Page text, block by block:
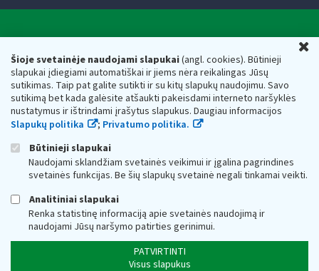
Šioje svetainėje naudojami slapukai(angl. cookies). Būtinieji
slapukai įdiegiami automatiškai ir jiems nėra reikalingas Jūsų
sutikimas. Taip pat galite sutikti ir su kitų slapukų naudojimu. Savo
sutikimą bet kada galėsite atšaukti pakeisdami interneto naršyklės
nustatymus ir ištrindami įrašytus slapukus. Daugiau informacijos
Slapukų politika
; Privatumo politika.
Būtinieji slapukai
Naudojami sklandžiam svetainės veikimui ir įgalina pagrindines
svetainės funkcijas. Be šių slapukų svetainė negali tinkamai veikti.
Analitiniai slapukai
Renka statistinę informaciją apie svetainės naudojimą ir
naudojami Jūsų naršymo patirties gerinimui.
PATVIRTINTI
Visus slapukus
Respublikos finansų ministerijos
Biudžetinė įstaiga. Juridinio asmens kodas — 188659752,
adresas: Vasario 16-osios g. 14, 01107 Vilnius, Lietuva, el.paštas:
vmi@vmi.lt, E. pristatymo dėžutės adresas 188659752
Duomenys apie Valstybinę mokesčių inspekciją prie Lietuvos
Respublikos finansų ministerijos kaupiami ir saugomi Juridinių